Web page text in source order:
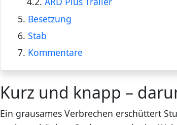
5. Besetzung
6. Stab
7. Kommentare
Kurz und knapp –
Ein grausames Verbrechen erschüttert